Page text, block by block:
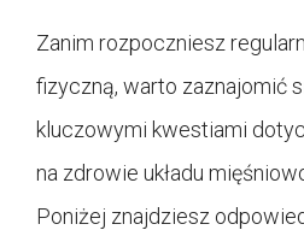
Zanim rozpoczniesz
fizyczną, warto zaznajomić
kluczowymi kwestiami
na zdrowie układu
Poniżej znajdziesz